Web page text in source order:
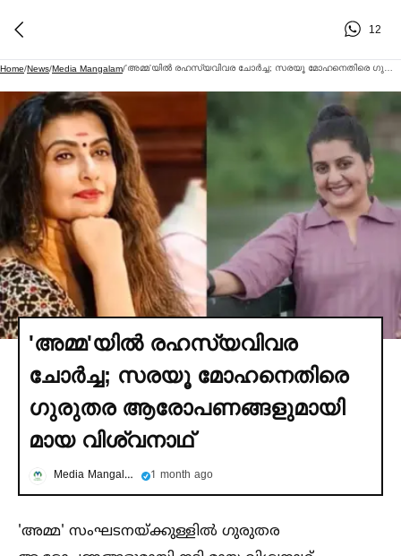
12
Home/News/Media Mangalam/
'അമ്മ'യില്‍ രഹസ്യവിവര
ചോര്‍ച്ച; സരയൂ മോഹനെതിരെ
ഗുരുതര ആരോപണങ്ങളുമായി
മായ വിശ്വനാഥ്
Media Mangalam 1 month ago
'അമ്മ' സംഘടനയ്ക്കുള്ളില്‍ ഗുരുതര